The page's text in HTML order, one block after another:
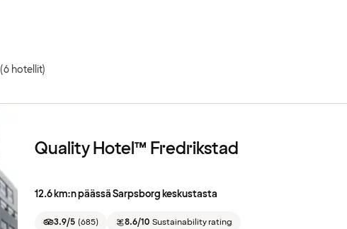
(6 hotellit)
Quality Hotel™ Fredrikstad
12.6 km:n päässä Sarpsborg keskustasta
3.9/5 (685) 8.6/10 Sustainability rating